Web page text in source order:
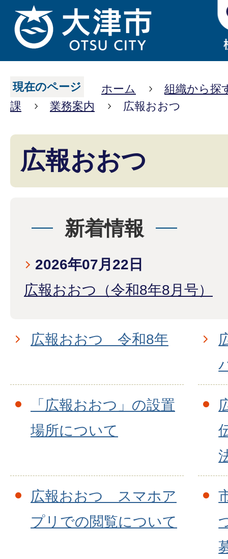
現在のページ ホーム
組織から探
課
業務案内 広報おおつ
広報おおつ
新着情報
2026年07月22日
広報おおつ（令和8年8月号）
広報おおつ 令和8年
「広報おおつ」の設置
場所について
広報おおつ スマホア
プリでの閲覧について